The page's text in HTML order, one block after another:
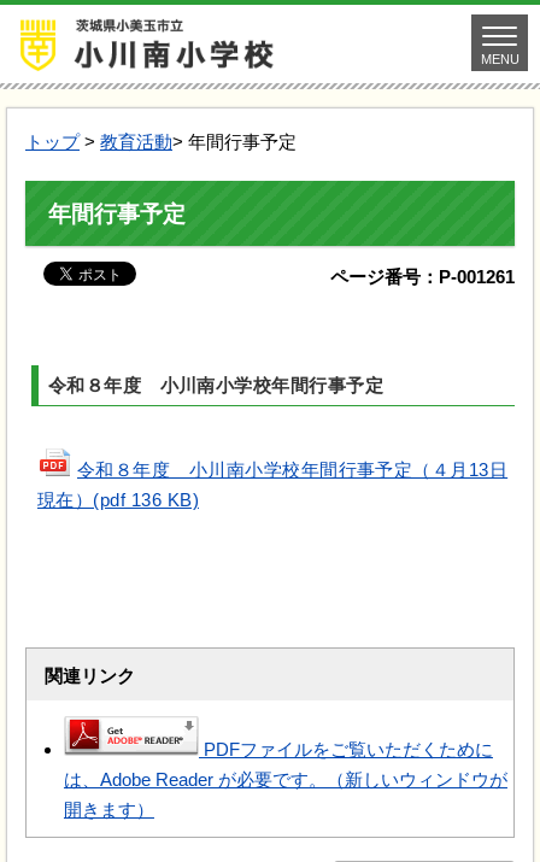
MENU
トップ> 教育活動> 年間行事予定
年間行事予定
ページ番号：P-001261
令和８年度 小川南小学校年間行事予定
令和８年度 小川南小学校年間行事予定（４月13日
現在）(pdf 136 KB)
関連リンク
PDFファイルをご覧いただくために
は、Adobe Reader が必要です。（新しいウィンドウが
開きます）